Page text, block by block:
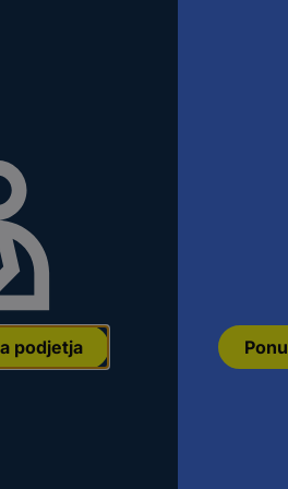
podjetja
hobiji in gospodinjstvo
zapestna ura
Material
proizvajalca:EFR-552D-1AVUEF